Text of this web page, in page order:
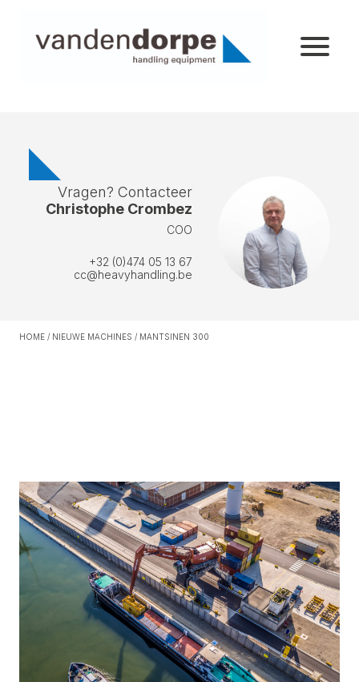
Vragen? Contacteer
Christophe Crombez
COO
+32 (0)474 05 13 67
cc@heavyhandling.be
HOME / NIEUWE MACHINES / MANTSINEN 300